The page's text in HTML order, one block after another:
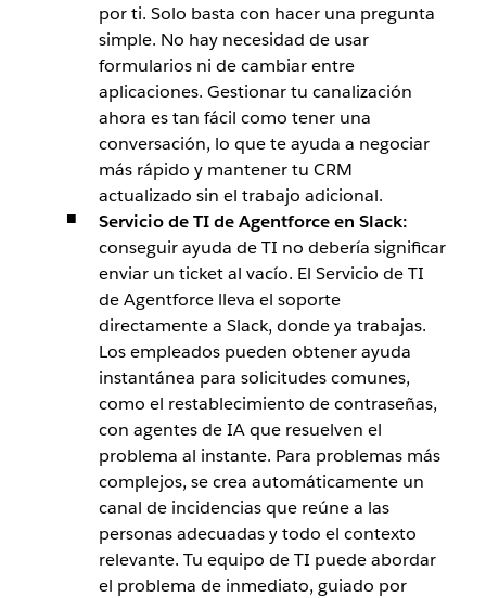
por ti. Solo basta con hacer una pregunta
simple. No hay necesidad de usar
formularios ni de cambiar entre
aplicaciones. Gestionar tu canalización
ahora es tan fácil como tener una
conversación, lo que te ayuda a negociar
más rápido y mantener tu CRM
actualizado sin el trabajo adicional.
Servicio de TI de Agentforce en Slack:
conseguir ayuda de TI no debería significar
enviar un ticket al vacío. El Servicio de TI
de Agentforce lleva el soporte
directamente a Slack, donde ya trabajas.
Los empleados pueden obtener ayuda
instantánea para solicitudes comunes,
como el restablecimiento de contraseñas,
con agentes de IA que resuelven el
problema al instante. Para problemas más
complejos, se crea automáticamente un
canal de incidencias que reúne a las
personas adecuadas y todo el contexto
relevante. Tu equipo de TI puede abordar
el problema de inmediato, guiado por